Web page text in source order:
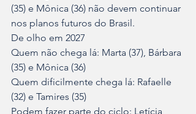
(35) e Mônica (36) não devem continuar
nos planos futuros do Brasil.
De olho em 2027
Quem não chega lá: Marta (37), Bárbara
(35) e Mônica (36)
Quem dificilmente chega lá: Rafaelle
(32) e Tamires (35)
Podem fazer parte do ciclo: Letícia